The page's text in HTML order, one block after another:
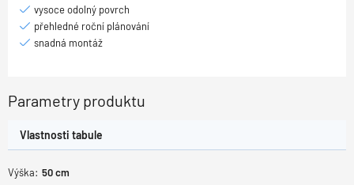
vysoce odolný povrch
přehledné roční plánování
snadná montáž
Parametry produktu
Vlastnosti tabule
Výška: 50cm